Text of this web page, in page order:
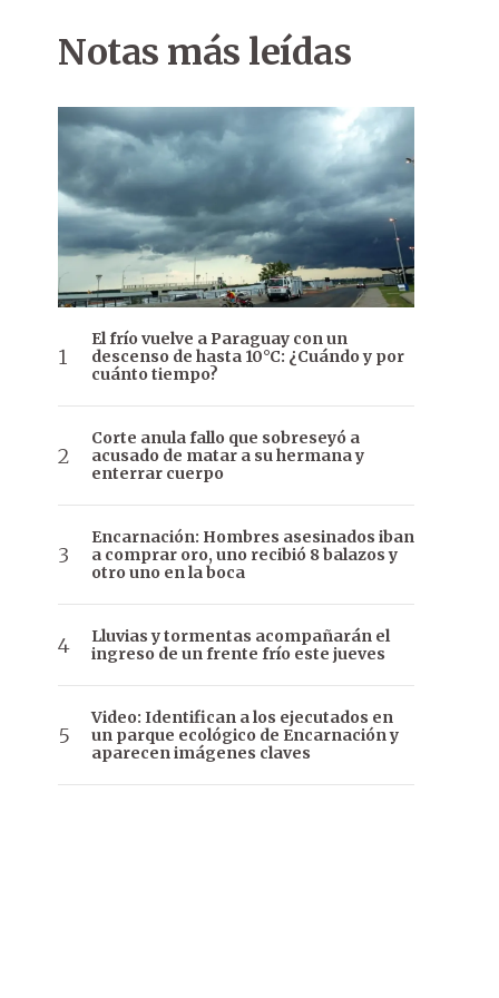
Notas más leídas
El frío vuelve a Paraguay con un
descenso de hasta 10°C: ¿Cuándo y por
cuánto tiempo?
Corte anula fallo que sobreseyó a
acusado de matar a su hermana y
enterrar cuerpo
Encarnación: Hombres asesinados iban
a comprar oro, uno recibió 8 balazos y
otro uno en la boca
Lluvias y tormentas acompañarán el
ingreso de un frente frío este jueves
Video: Identifican a los ejecutados en
un parque ecológico de Encarnación y
aparecen imágenes claves